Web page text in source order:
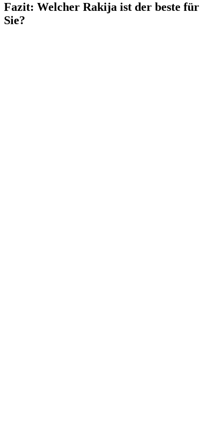
Fazit: Welcher Rakija ist der beste für
Sie?